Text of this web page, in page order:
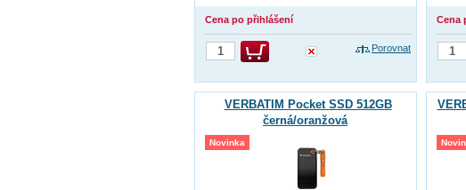
Cena po přihlášení
Porovnat
Cena
VERBATIM Pocket SSD 512GB
černá/oranžová
Novinka